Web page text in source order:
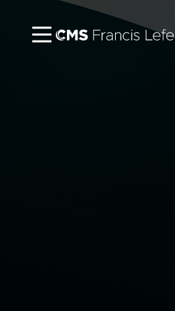
Ouvre dans une nouvelle fenêtre